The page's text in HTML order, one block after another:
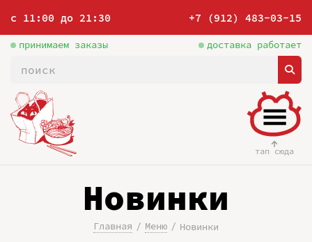
с 11:00 до 21:30 +7 (912) 483-03-15
принимаем заказы доставка работает
тап сюда
Новинки
Главная Меню Новинки